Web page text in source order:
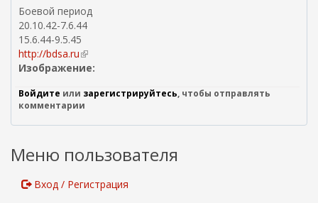
Боевой период
20.10.42-7.6.44
15.6.44-9.5.45
http://bdsa.ru(
в
е
ш
н
я
с
Изображение:
Войдите или зарегистрируйтесь, чтобы отправлять
комментарии
Меню пользователя
Вход / Регистрация